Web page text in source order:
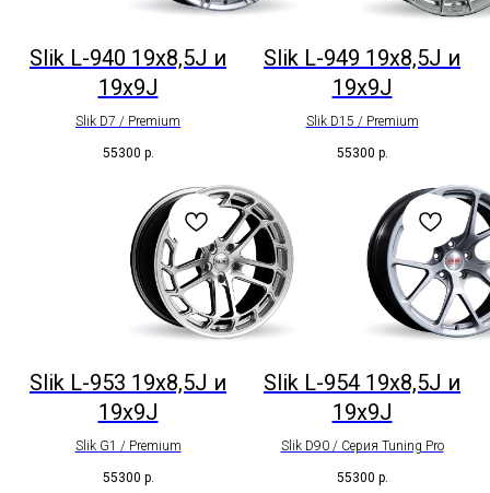
Slik L-940 19x8,5J и
19x9J
Slik D7 / Premium
55300 р.
Slik L-949 19x8,5J и
19x9J
Slik D15 / Premium
55300 р.
Slik L-953 19x8,5J и
19x9J
Slik G1 / Premium
55300 р.
Slik L-954 19x8,5J и
19x9J
Slik D90 / Серия Tuning Pro
55300 р.